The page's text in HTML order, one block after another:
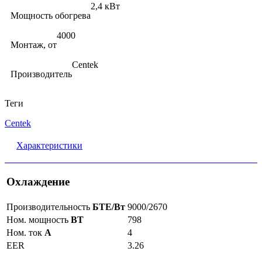
Мощность обогрева
2,4 кВт
Монтаж, от
4000
Производитель
Centek
Теги
Centek
Характеристики
Охлаждение
Производительность БТЕ/Вт 9000/2670
Ном. мощность ВТ
798
Ном. ток А
4
EER
3.26